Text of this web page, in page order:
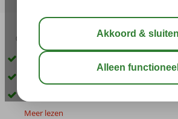
02:45 aug 29°C
Only Adult: min. leeftijd vanaf 16 jaar
Centrum San Antonio op ca. 800 m.
Meer lezen